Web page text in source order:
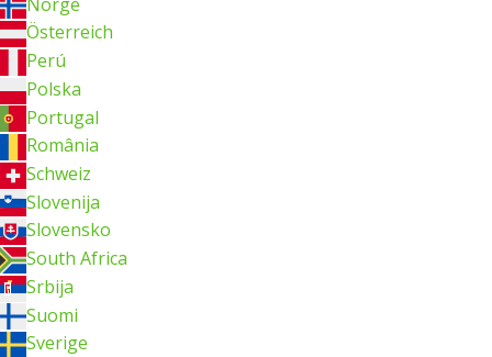
Österreich
Perú
Polska
Portugal
România
Schweiz
Slovenija
Slovensko
South Africa
Srbija
Suomi
Sverige